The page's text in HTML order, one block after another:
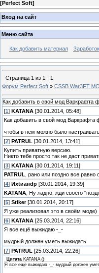
[Perfect Soft]
Вход на сайт
Меню сайта
Как добавить материал
Страница 1 из 1
1
Форум Perfect Soft » CSSB War3FT
Как добавить в свой мод Варкрафта
[1 ] KATANA [30.01.2014, 05:48]
Как добавить в свой мод Варкрафта
чтобы в нем можно было
[2] PATRUL [30.01.2014, 13:41]
Купить приватную версию.
Никто тебе просто так не даст
[3] KATANA [30.01.2014, 19:11]
PATRUL , рано или поздно все
[4] Ихtианdр [30.01.2014, 19:39]
KATANA , Ну ладно, жди своего
[5] Stiker[30.01.2014, 20:17]
Я уже реализовал это в своём моде)
[6] KATANA [25.03.2014, 22:16]
Я все ещё выжидаю -_-
мудрый должен уметь выжидать
[7] PATRUL [25.03.2014, 22:26]
Цитата KATANA()
Я все ещё выжидаю -_- мудрый должен